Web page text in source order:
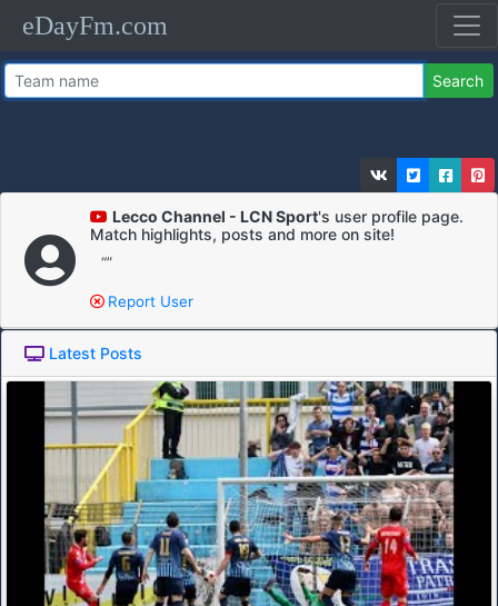
eDayFm.com
Search
Lecco Channel - LCN Sport's user profile page.
Match highlights, posts and more on site!
“”
Report User
Latest Posts